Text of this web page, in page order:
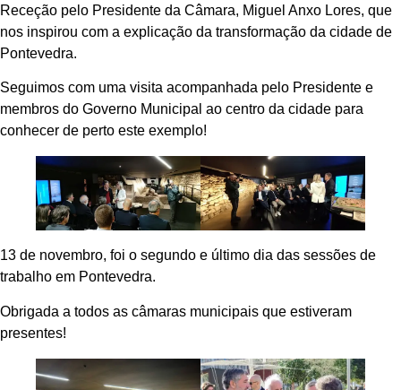
Receção pelo Presidente da Câmara, Miguel Anxo Lores, que
nos inspirou com a explicação da transformação da cidade de
Pontevedra.
Seguimos com uma visita acompanhada pelo Presidente e
membros do Governo Municipal ao centro da cidade para
conhecer de perto este exemplo!
13 de novembro, foi o segundo e último dia das sessões de
trabalho em Pontevedra.
Obrigada a todos as câmaras municipais que estiveram
presentes!